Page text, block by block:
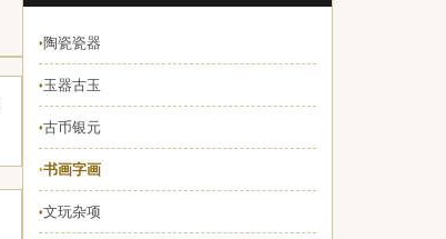
♦ 陶瓷瓷器
♦ 玉器古玉
♦古币银元
♦书画字画
♦文玩杂项